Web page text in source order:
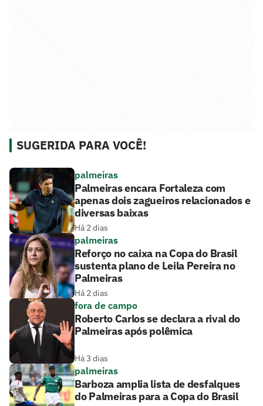
SUGERIDA PARA VOCÊ!
palmeiras
Palmeiras encara Fortaleza com
apenas dois zagueiros relacionados e
diversas baixas
Há 2 dias
palmeiras
Reforço no caixa na Copa do Brasil
sustenta plano de Leila Pereira no
Palmeiras
Há 2 dias
fora de campo
Roberto Carlos se declara a rival do
Palmeiras após polêmica
Há 3 dias
palmeiras
Barboza amplia lista de desfalques
do Palmeiras para a Copa do Brasil